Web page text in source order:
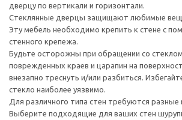
дверцу по вертикали и горизонтали.
Стеклянные дверцы защищают любимые
Эту мебель необходимо крепить к стене с
стенного крепежа.
Будьте осторожны при обращении со
поврежденных краев и царапин на
внезапно треснуть и/или разбиться.
стекло наиболее уязвимо.
Для различного типа стен требуются разные
Выберите подходящие для ваших стен